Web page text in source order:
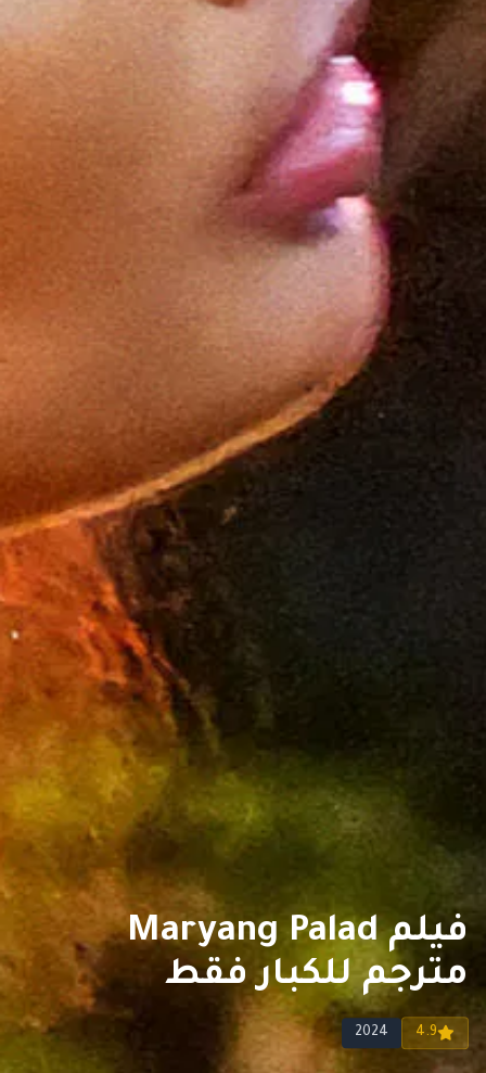
فيلم Maryang Palad
مترجم للكبار فقط
4.9
2024